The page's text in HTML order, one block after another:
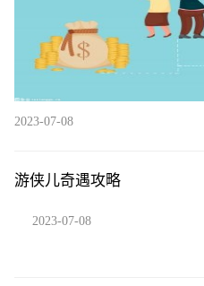
2023-07-08
游侠儿奇遇攻略
2023-07-08